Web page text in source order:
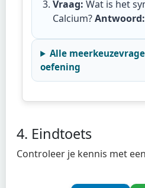
Vraag: Wat is het
Calcium? Antwoord:
Alle
oefening
4. Eindtoets
Controleer je kennis met